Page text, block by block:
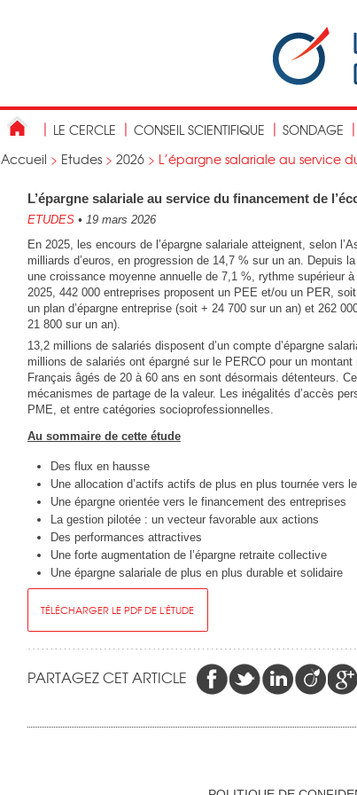
LE CERCLE CONSEIL SCIENTIFIQUE SONDAGE
Accueil > Etudes > 2026 > L’épargne salariale au service
L’épargne salariale au service du financement de
ETUDES • 19 mars 2026
En 2025, les encours de l’épargne salariale atteignent, selon
milliards d’euros, en progression de 14,7 % sur un an. Depuis
une croissance moyenne annuelle de 7,1 %, rythme supérieur
2025, 442 000 entreprises proposent un PEE et/ou un PER,
un plan d’épargne entreprise (soit + 24 700 sur un an) et 262
21 800 sur un an).
13,2 millions de salariés disposent d’un compte d’épargne
millions de salariés ont épargné sur le PERCO pour un
Français âgés de 20 à 60 ans en sont désormais détenteurs.
mécanismes de partage de la valeur. Les inégalités d’accès
PME, et entre catégories socioprofessionnelles.
Au sommaire de cette étude
Des flux en hausse
Une allocation d’actifs actifs de plus en plus tournée vers
Une épargne orientée vers le financement des entreprises
La gestion pilotée : un vecteur favorable aux actions
Des performances attractives
Une forte augmentation de l’épargne retraite collective
Une épargne salariale de plus en plus durable et solidaire
TÉLÉCHARGER LE PDF DE L'ÉTUDE
PARTAGEZ CET ARTICLE